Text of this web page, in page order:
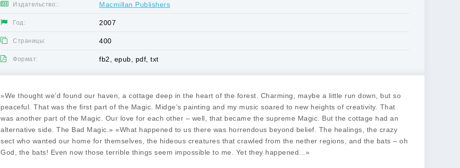
Издательство:: Macmillan Publishers
Год: 2007
Страницы: 400
Формат: fb2, epub, pdf, txt
»We thought we’d found our haven, a cottage deep in the heart of the forest. Charming, maybe a little run down, but so
peaceful. That was the first part of the Magic. Midge’s painting and my music soared to new heights of creativity. That
was another part of the Magic. Our love for each other – well, that became the supreme Magic. But the cottage had an
alternative side. The Bad Magic.» «What happened to us there was horrendous beyond belief. The healings, the crazy
sect who wanted our home for themselves, the hideous creatures that crawled from the nether regions, and the bats – oh
God, the bats! Even now those terrible things seem impossible to me. Yet they happened...»